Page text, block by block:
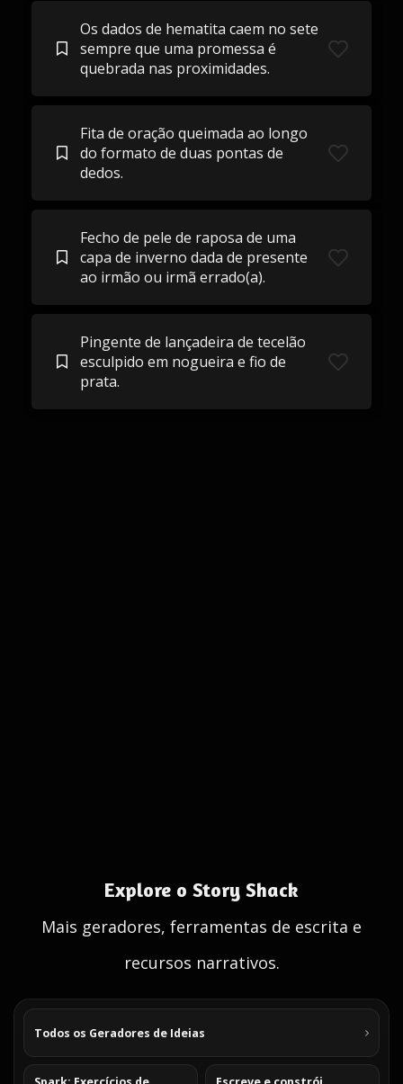
Os dados de hematita caem no sete
sempre que uma promessa é
quebrada nas proximidades.
Fita de oração queimada ao longo
do formato de duas pontas de
dedos.
Fecho de pele de raposa de uma
capa de inverno dada de presente
ao irmão ou irmã errado(a).
Pingente de lançadeira de tecelão
esculpido em nogueira e fio de
prata.
Explore o Story Shack
Mais geradores, ferramentas de escrita e
recursos narrativos.
Todos os Geradores de Ideias